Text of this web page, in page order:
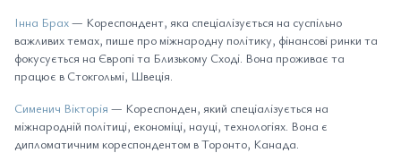
Інна Брах— Кореспондент, яка спеціалізується на суспільно
важливих темах, пише про міжнародну політику, фінансові ринки та
фокусується на Європі та Близькому Сході. Вона проживає та
працює в Стокгольмі, Швеція.
Сименич Вікторія — Кореспонден, який спеціалізується на
міжнародній політиці, економіці, науці, технологіях. Вона є
дипломатичним кореспондентом в Торонто, Канада.